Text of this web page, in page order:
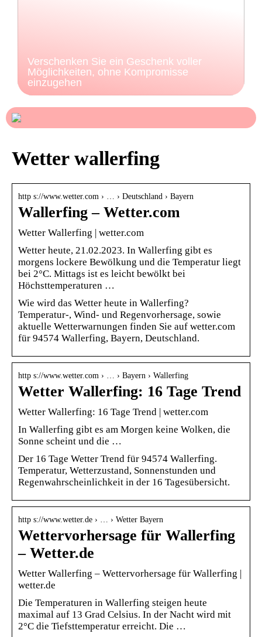
Verschenken Sie ein Geschenk voller
Möglichkeiten, ohne Kompromisse
einzugehen
Wetter wallerfing
http s://www.wetter.com › … › Deutschland › Bayern
Wallerfing – Wetter.com
Wetter Wallerfing | wetter.com
Wetter heute, 21.02.2023. In Wallerfing gibt es
morgens lockere Bewölkung und die Temperatur liegt
bei 2°C. Mittags ist es leicht bewölkt bei
Höchsttemperaturen …
Wie wird das Wetter heute in Wallerfing?
Temperatur-, Wind- und Regenvorhersage, sowie
aktuelle Wetterwarnungen finden Sie auf wetter.com
für 94574 Wallerfing, Bayern, Deutschland.
http s://www.wetter.com › … › Bayern › Wallerfing
Wetter Wallerfing: 16 Tage Trend
Wetter Wallerfing: 16 Tage Trend | wetter.com
In Wallerfing gibt es am Morgen keine Wolken, die
Sonne scheint und die …
Der 16 Tage Wetter Trend für 94574 Wallerfing.
Temperatur, Wetterzustand, Sonnenstunden und
Regenwahrscheinlichkeit in der 16 Tagesübersicht.
http s://www.wetter.de › … › Wetter Bayern
Wettervorhersage für Wallerfing
– Wetter.de
Wetter Wallerfing – Wettervorhersage für Wallerfing |
wetter.de
Die Temperaturen in Wallerfing steigen heute
maximal auf 13 Grad Celsius. In der Nacht wird mit
2°C die Tiefsttemperatur erreicht. Die …